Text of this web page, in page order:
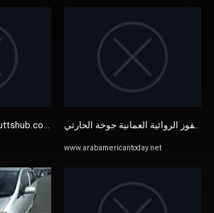
Big Butts Hub - Bigbuttshub.com - موقع إباحية مجانية
www.arabamericantoday.net